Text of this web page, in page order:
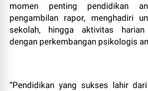
momen penting pendidikan
pengambilan rapor, menghadiri
sekolah, hingga aktivitas
dengan perkembangan psikologis
​“Pendidikan yang sukses lahir